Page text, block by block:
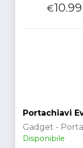
€10.99
Portachiavi
Gadget -
Disponibile